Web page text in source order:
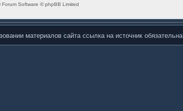
Forum Software © phpBB Limited
материалов сайта ссылка на источник обязательна.